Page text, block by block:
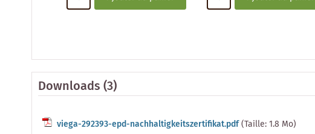
Downloads (3)
viega-292393-epd-nachhaltigkeitszertifikat.pdf(Taille: 1.8 Mo)